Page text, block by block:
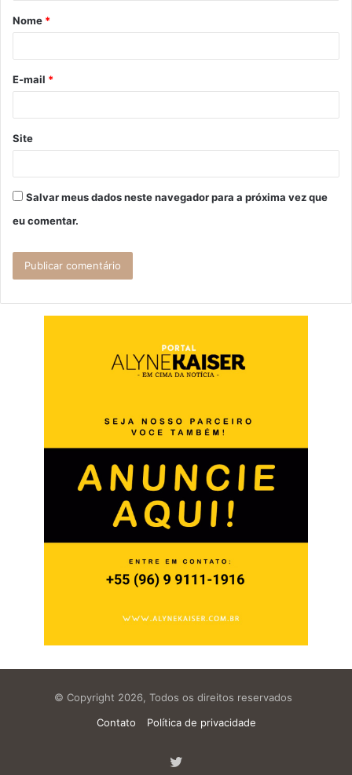
r
*
Nome *
E-mail *
Site
Salvar meus dados neste navegador para a próxima vez que
eu comentar.
© Copyright 2026, Todos os direitos reservados
Contato
Política de privacidade
Twitter